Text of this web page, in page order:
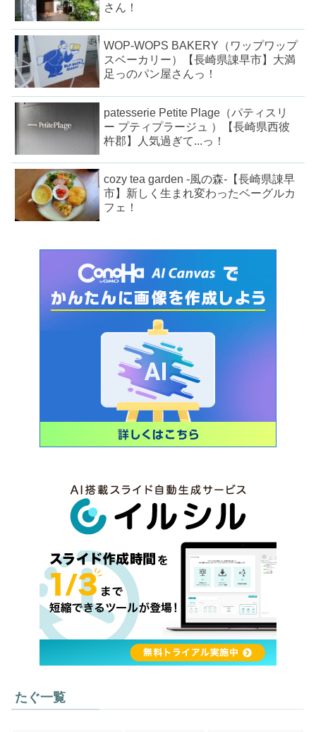
さん！
WOP-WOPS BAKERY（ワップワップ
スベーカリー）【長崎県諌早市】大満
足っのパン屋さんっ！
patesserie Petite Plage（パティスリ
ー プティプラージュ ）【長崎県西彼
杵郡】人気過ぎて...っ！
cozy tea garden -風の森-【長崎県諌早
市】新しく生まれ変わったベーグルカ
フェ！
たぐ一覧